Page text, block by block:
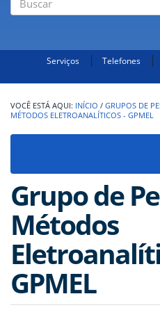
Serviços Telefones
INÍCIO / GRUPOS DE
MÉTODOS ELETROANALÍTICOS - GPMEL
Grupo de
Métodos
GPMEL